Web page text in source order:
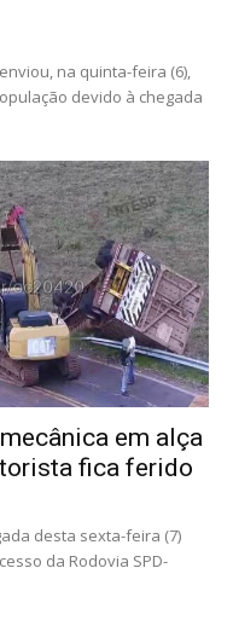
na quinta-feira (6),
devido à chegada
em alça
fica ferido
desta sexta-feira (7)
da Rodovia SPD-